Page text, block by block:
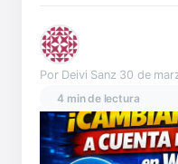
Por Deivi Sanz 30 de
4 min de lectura